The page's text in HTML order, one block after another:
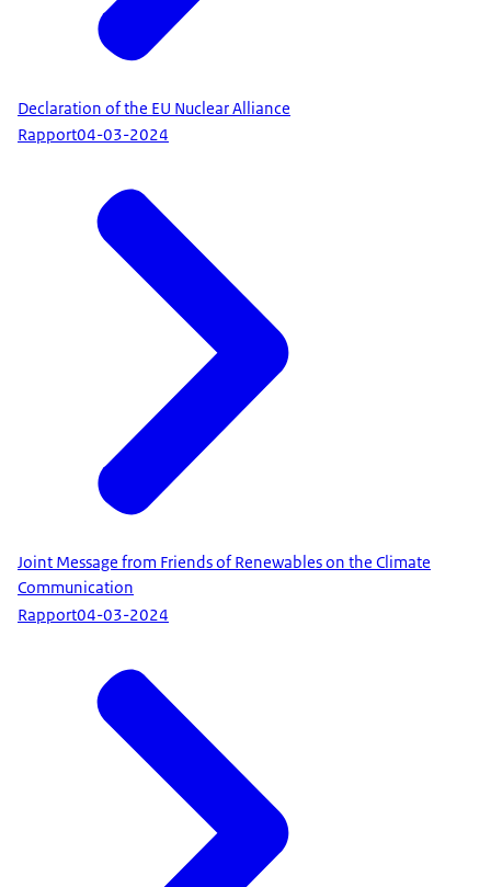
Declaration of the EU Nuclear Alliance
Rapport04-03-2024
Joint Message from Friends of Renewables on the Climate
Communication
Rapport04-03-2024